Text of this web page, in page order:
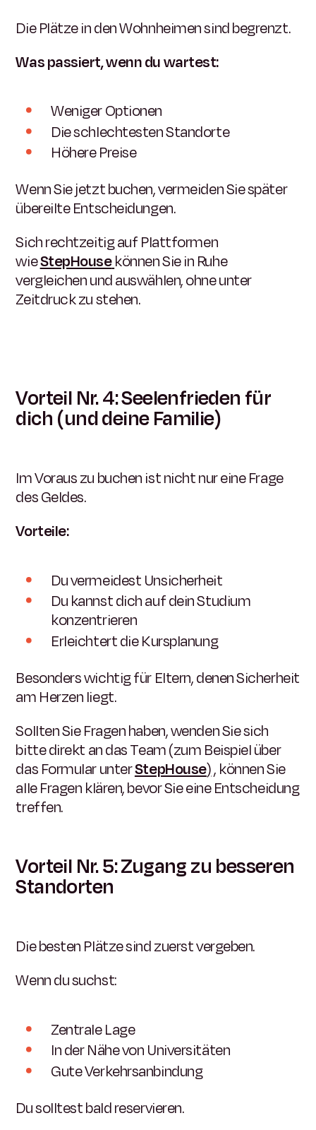
Die Plätze in den Wohnheimen sind begrenzt.
Was passiert, wenn du wartest:
Weniger Optionen
Die schlechtesten Standorte
Höhere Preise
Wenn Sie jetzt buchen, vermeiden Sie später
übereilte Entscheidungen.
Sich rechtzeitig auf Plattformen
wieStepHousekönnen Sie in Ruhe
vergleichen und auswählen, ohne unter
Zeitdruck zu stehen.
Vorteil Nr. 4: Seelenfrieden für
dich (und deine Familie)
Im Voraus zu buchen ist nicht nur eine Frage
des Geldes.
Vorteile:
Du vermeidest Unsicherheit
Du kannst dich auf dein Studium
konzentrieren
Erleichtert die Kursplanung
Besonders wichtig für Eltern, denen Sicherheit
am Herzen liegt.
Sollten Sie Fragen haben, wenden Sie sich
bitte direkt an das Team (zum Beispiel über
das Formular unterStepHouse), können Sie
alle Fragen klären, bevor Sie eine Entscheidung
treffen.
Vorteil Nr. 5: Zugang zu besseren
Standorten
Die besten Plätze sind zuerst vergeben.
Wenn du suchst:
Zentrale Lage
In der Nähe von Universitäten
Gute Verkehrsanbindung
Du solltest bald reservieren.